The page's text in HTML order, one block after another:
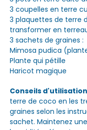
3 coupelles en terre
3 plaquettes de terre
transformer en
3 sachets de graines :
Mimosa pudica
Plante qui pétille
Haricot magique
Conseils d'utilisation
terre de coco en les
graines selon les
sachet. Maintenez